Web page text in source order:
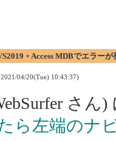
+ Access MDBでエラーが
04/20(Tue) 10:43:37)
さん)
ら左端のナ